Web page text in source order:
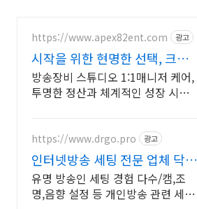
https://www.apex82ent.com 광고
시작을 위한 현명한 선택, 크리
에이터, BJ 상시 모집
방송장비 스튜디오 1:1매니저 케어,
투명한 정산과 체계적인 성장 시스
https://www.drgo.pro 광고
인터넷방송 세팅 전문 업체 닥터
고블린컴퍼니로 문의주세요
유명 방송인 세팅 경험 다수/캠,조
명,음향 설정 등 개인방송 관련 세팅